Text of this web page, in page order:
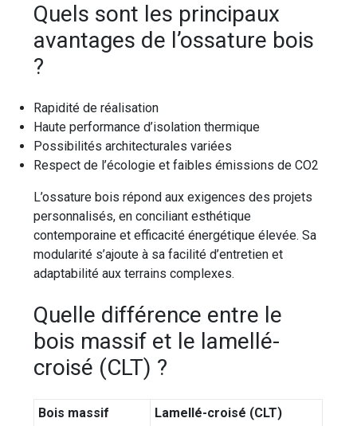
Quels sont les principaux
avantages de l’ossature bois
?
Rapidité de réalisation
Haute performance d’isolation thermique
Possibilités architecturales variées
Respect de l’écologie et faibles émissions de CO2
L’ossature bois répond aux exigences des projets
personnalisés, en conciliant esthétique
contemporaine et efficacité énergétique élevée. Sa
modularité s’ajoute à sa facilité d’entretien et
adaptabilité aux terrains complexes.
Quelle différence entre le
bois massif et le lamellé-
croisé (CLT) ?
Bois massif
Lamellé-croisé (CLT)